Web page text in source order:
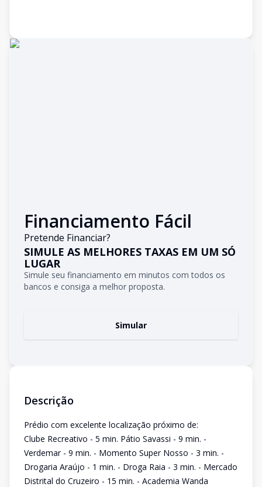
Financiamento Fácil
Pretende Financiar?
SIMULE AS MELHORES TAXAS EM UM SÓ
LUGAR
Simule seu financiamento em minutos com todos os
bancos e consiga a melhor proposta.
Simular
Descrição
Prédio com excelente localização próximo de:
Clube Recreativo - 5 min. Pátio Savassi - 9 min. -
Verdemar - 9 min. - Momento Super Nosso - 3 min. -
Drogaria Araújo - 1 min. - Droga Raia - 3 min. - Mercado
Distrital do Cruzeiro - 15 min. - Academia Wanda